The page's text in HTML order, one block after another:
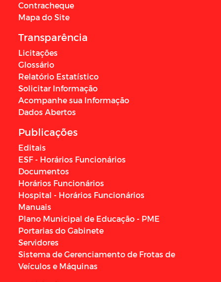
Contracheque
Mapa do Site
Transparência
Licitações
Glossário
Relatório Estatístico
Solicitar Informação
Acompanhe sua Informação
Dados Abertos
Publicações
Editais
ESF - Horários Funcionários
Documentos
Horários Funcionários
Hospital - Horários Funcionários
Manuais
Plano Municipal de Educação - PME
Portarias do Gabinete
Servidores
Sistema de Gerenciamento de Frotas de
Veículos e Máquinas